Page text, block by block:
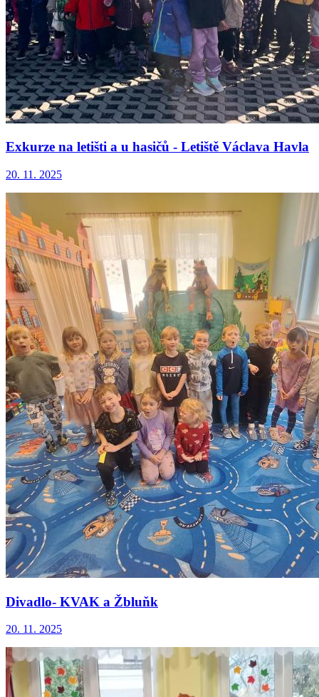
Exkurze na letišti a u hasičů - Letiště Václava Havla
20. 11. 2025
Divadlo- KVAK a Žbluňk
20. 11. 2025